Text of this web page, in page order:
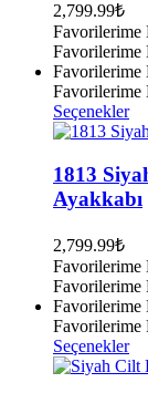
2,799.99₺
Favorilerime
Favorilerime
Favorilerime
Favorilerime
SeçeneklerBu
var.
1813
Ayakkabı
2,799.99₺
Favorilerime
Favorilerime
Favorilerime
Favorilerime
SeçeneklerBu